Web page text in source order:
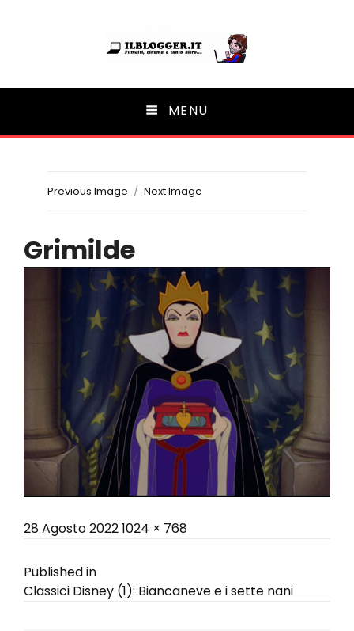
Ilblogger.it
Il portalino di blog | MENU
Previous Image Next Image
Grimilde
Posted
28 Agosto 2022Full
1024 × 768
Navigazione
Published in
Classici Disney (1): Biancaneve e i sette nani